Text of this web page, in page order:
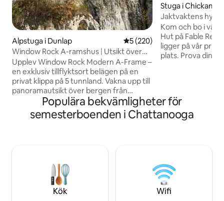
Alpstuga i Dunlap 5 av 5 i genomsnittligt
5 (220)
Window Rock A-ramshus | Utsikt över
klippan, bubbelpool, bland de 1 % bästa
Upplev Window Rock Modern A-Frame –
en exklusiv tillflyktsort belägen på en
privat klippa på 5 tunnland. Vakna upp till
panoramautsikt över bergen från
kingsize-sviten med loft. Njut av en
badtunna i alaskansk cederträ på nästan
två meter vid solnedgången. Avsluta
@windowrockmodern eller hitta oss
online. Bokat på ditt önskade datum?
Prova vårt andra, större boende,
Jackson Point!
Stuga i
Jaktvaktens
Kom och bo i vår
Hut på Fable
ligger på vår
plats. Prova din
kullen från The
Fairytale
Lookout
Populära bekvämligheter för
semesterboenden i Chattanooga
Kök Wifi